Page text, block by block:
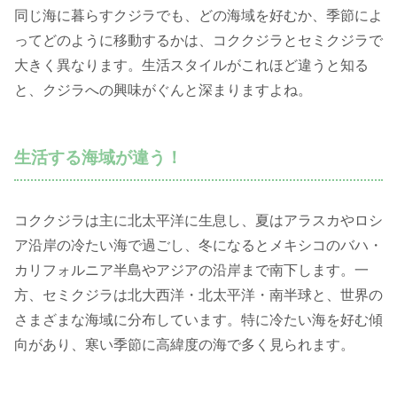
同じ海に暮らすクジラでも、どの海域を好むか、季節によ
ってどのように移動するかは、コククジラとセミクジラで
大きく異なります。生活スタイルがこれほど違うと知る
と、クジラへの興味がぐんと深まりますよね。
生活する海域が違う！
コククジラは主に北太平洋に生息し、夏はアラスカやロシ
ア沿岸の冷たい海で過ごし、冬になるとメキシコのバハ・
カリフォルニア半島やアジアの沿岸まで南下します。一
方、セミクジラは北大西洋・北太平洋・南半球と、世界の
さまざまな海域に分布しています。特に冷たい海を好む傾
向があり、寒い季節に高緯度の海で多く見られます。